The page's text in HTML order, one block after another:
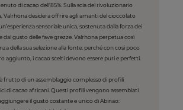
di cacao dell’85%. Sulla scia del rivoluzionario
Valrhona desidera offrire agli amanti del cioccolato
sensoriale unica, sostenuta dalla forza dei
dal gusto delle fave grezze. Valrhona perpetua così
della sua selezione alla fonte, perché con così poco
aggiunto, i cacao scelti devono essere puri e perfetti.
frutto di un assemblaggio complesso di profili
di cacao africani. Questi profili vengono assemblati
il gusto costante e unico di Abinao: